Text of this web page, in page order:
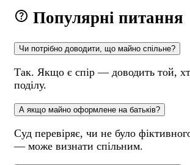
help Популярні питання
Чи потрібно доводити, що майно спільне?
Так. Якщо є спір — доводить той,
поділу.
А якщо майно оформлене на батьків?
Суд перевіряє, чи не було
— може визнати спільним.